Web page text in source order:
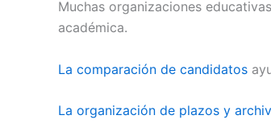
Muchas organizaciones
académica.
La comparación de candidatos
La organización de plazos y